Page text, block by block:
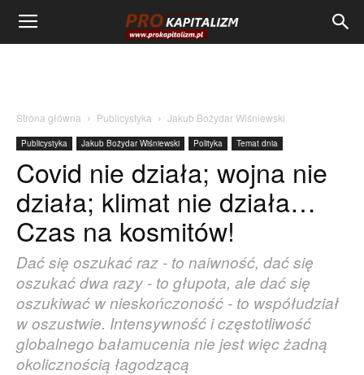
Strona główna Publicystyka Jakub Bożydar Wiśniewski
Publicystyka Jakub Bożydar Wiśniewski Polityka Temat dnia
Covid nie działa; wojna nie
działa; klimat nie działa…
Czas na kosmitów!
Dać się oszukać raz - to naiwność, dać się
oszukać dwa razy - to głupota, ale dać się
oszukiwać w nieskończoność - to współudział
w oszustwie. Intensywność i częstotliwość
globalnego bałamucenia nie jest więc żadną
okolicznością łagodzącą